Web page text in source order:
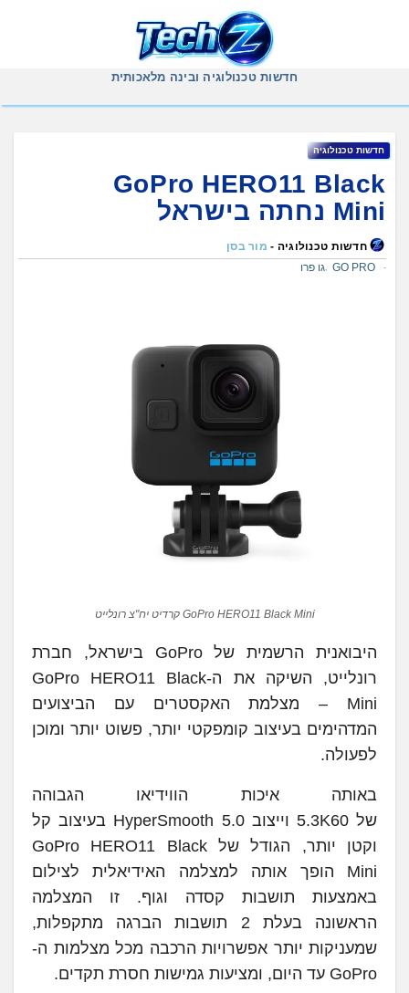
חדשות טכנולוגיה ובינה מלאכותית
חדשות טכנולוגיה
GoPro HERO11 Black
Mini נחתה בישראל
חדשות טכנולוגיה - מור בסן
GO PRO גו פרו
GoPro HERO11 Black Mini קרדיט יח"צ רונלייט
היבואנית הרשמית של GoPro בישראל, חברת
רונלייט, השיקה את ה-GoPro HERO11 Black
Mini – מצלמת האקסטרים עם הביצועים
המדהימים בעיצוב קומפקטי יותר, פשוט יותר ומוכן
לפעולה.
באותה איכות הווידיאו הגבוהה
של 5.3K60 וייצוב HyperSmooth 5.0 בעיצוב קל
וקטן יותר, הגודל של GoPro HERO11 Black
Mini הופך אותה למצלמה האידיאלית לצילום
באמצעות תושבות קסדה וגוף. זו המצלמה
הראשונה בעלת 2 תושבות הברגה מתקפלות,
שמעניקות יותר אפשרויות הרכבה מכל מצלמות ה-
GoPro עד היום, ומציעות גמישות חסרת תקדים.